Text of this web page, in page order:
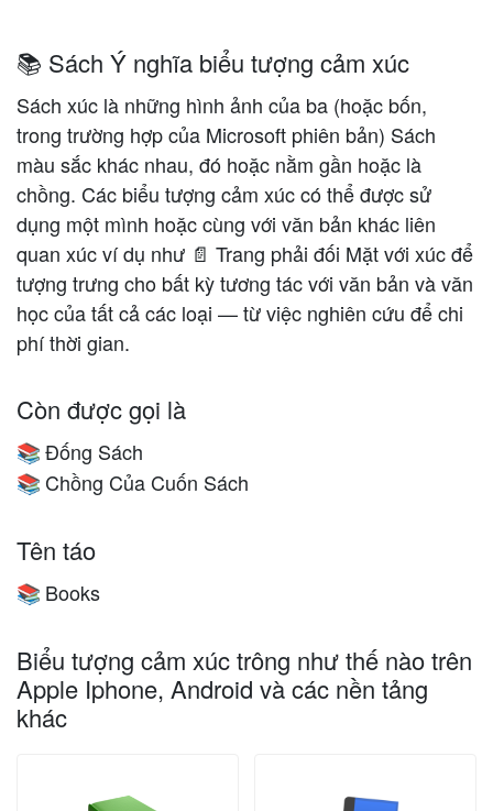
📚 Sách Ý nghĩa biểu tượng cảm xúc
Sách xúc là những hình ảnh của ba (hoặc bốn,
trong trường hợp của Microsoft phiên bản) Sách
màu sắc khác nhau, đó hoặc nằm gần hoặc là
chồng. Các biểu tượng cảm xúc có thể được sử
dụng một mình hoặc cùng với văn bản khác liên
quan xúc ví dụ như 📄 Trang phải đối Mặt với xúc để
tượng trưng cho bất kỳ tương tác với văn bản và văn
học của tất cả các loại — từ việc nghiên cứu để chi
phí thời gian.
Còn được gọi là
📚 Đống Sách
📚 Chồng Của Cuốn Sách
Tên táo
📚 Books
Biểu tượng cảm xúc trông như thế nào trên
Apple Iphone, Android và các nền tảng
khác